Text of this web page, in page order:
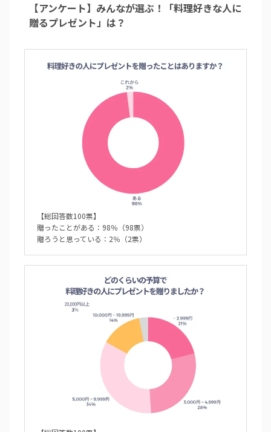
【アンケート】みんなが選ぶ！「料理好きな人に
贈るプレゼント」は？
【総回答数100票】
贈ったことがある：98％（98票）
贈ろうと思っている：2％（2票）